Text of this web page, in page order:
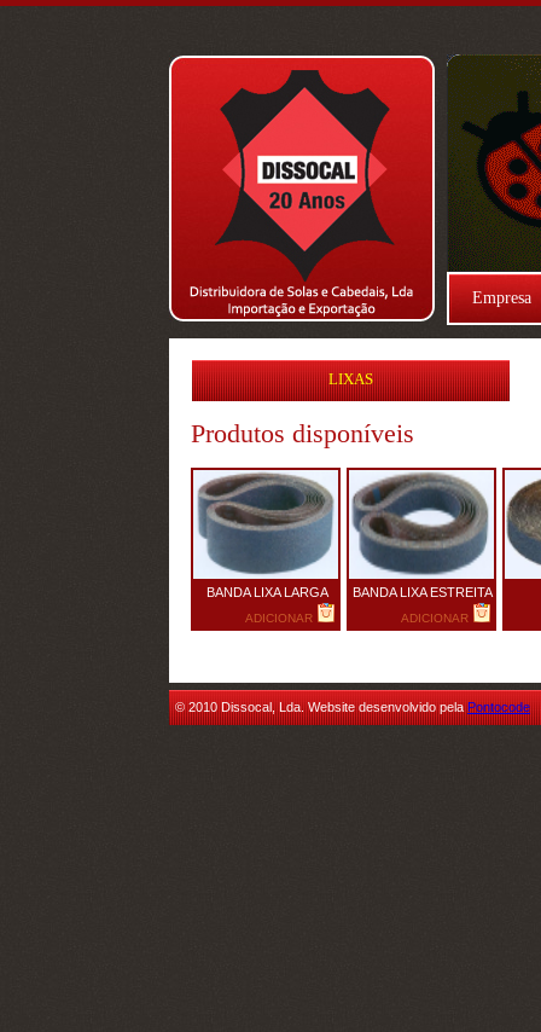
Empresa
LIXAS
Produtos disponíveis
BANDA LIXA LARGA
ADICIONAR
BANDA LIXA ESTREITA
ADICIONAR
© 2010 Dissocal, Lda. Website desenvolvido pelaPontocode